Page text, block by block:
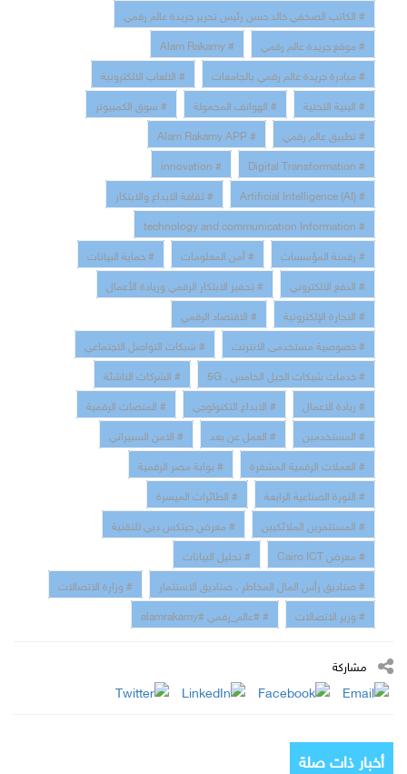
# الكاتب الصحفي خالد حسن رئيس تحرير جريدة عالم رقمي
# موقع جريدة عالم رقمي
# Alam Rakamy
# مبادرة جريدة عالم رقمي بالجامعات
# الالعاب الالكترونية
# البنية التحتية
# الهواتف المحمولة
# سوق الكمبيوتر
# تطبيق عالم رقمي
# Alam Rakamy APP
# Digital Transformation
# innovation
# Artificial Intelligence (AI)
# ثقافة الابداع والابتكار
# technology and communication Information
# رقمنة المؤسسات
# أمن المعلومات
# حماية البيانات
# الدفع الالكتروني
# تحفيز الابتكار الرقمي وريادة الأعمال
# التجارة الإلكترونية
# الاقتصاد الرقمي
# خصوصية مستخدمى الانترنت
# شبكات التواصل الاجتماعي
# خدمات شبكات الجيل الخامس ، 5G
# الشركات الناشئة
# ريادة الاعمال
# الابداع التكنولوجي
# المنصات الرقمية
# المستخدمين
# العمل عن بعد
# الامن السبيراني
# العملات الرقمية المشفرة
# بوابة مصر الرقمية
# الثورة الصناعية الرابعة
# الطائرات الميسرة
# المستثمرين الملائكيين
# معرض جيتكس دبي للتقنية
# معرض Cairo ICT
# تحليل البيانات
# صناديق رأس المال المخاطر ، صناديق الاستثمار
# وزارة الاتصالات
# وزير الاتصالات
# #عالم_رقمي #alamrakamy
مشاركة
أخبار ذات صلة